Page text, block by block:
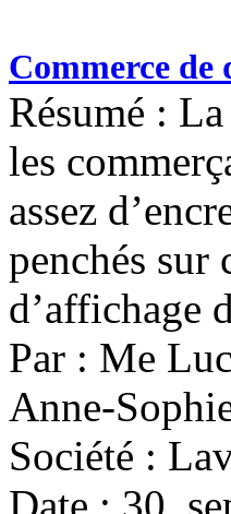
Commerce de
Résumé :
les
assez
penchés sur
d’affichage
Par : Me
Anne-
Société :